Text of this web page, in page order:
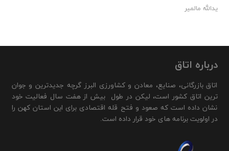
یدالله مالمیر
درباره اتاق
اتاق بازرگانی، صنایع، معادن و کشاورزی البرز گرچه جدیدترین و جوان
ترین اتاق کشور است، لیکن در طول بیش از هفت سال فعالیت خود
نشان داده است که صعود و فتح قله اقتصادی برای این استان کهن را
در اولویت برنامه های خود قرار داده است.